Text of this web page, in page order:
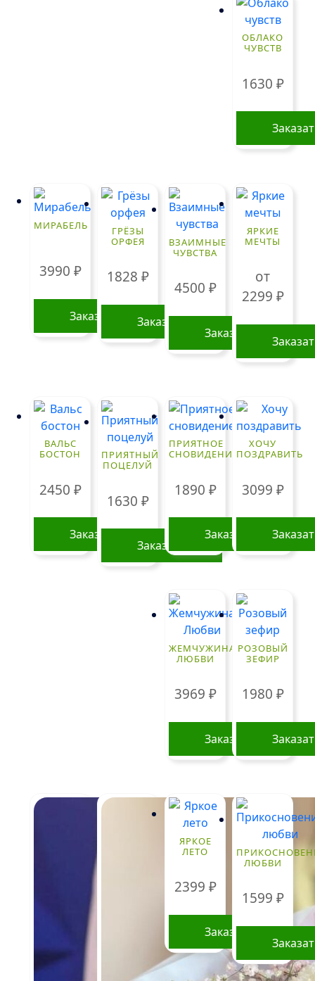
ОБЛАКО
ЧУВСТВ
1630 ₽
МИРАБЕЛЬ
3990 ₽
Заказать
ГРЁЗЫ
ОРФЕЯ
1828 ₽
Заказать
ВЗАИМНЫЕ
ЧУВСТВА
4500 ₽
Заказать
ЯРКИЕ
МЕЧТЫ
от
2299 ₽
Опции
выбрать
странице
товара.
ВАЛЬС
БОСТОН
2450 ₽
Заказать
ПРИЯТНЫЙ
ПОЦЕЛУЙ
1630 ₽
Заказать
ПРИЯТНОЕ
СНОВИДЕНИЕ
1890 ₽
Заказать
ХОЧУ
ПОЗДРАВИТЬ
3099 ₽
ЖЕМЧУЖИНА
ЛЮБВИ
3969 ₽
Заказать
РОЗОВЫЙ
ЗЕФИР
1980 ₽
ЯРКОЕ
ЛЕТО
2399 ₽
Заказать
ЛЮБВИ
1599 ₽